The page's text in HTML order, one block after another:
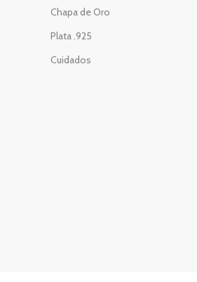
Chapa de Oro
Plata .925
Cuidados